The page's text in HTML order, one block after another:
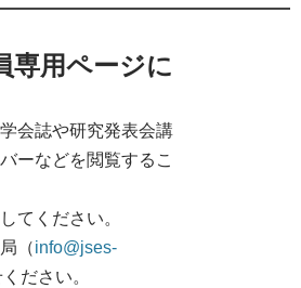
専用ページに
会誌や研究発表会講
ーなどを閲覧するこ
てください。
（info@jses-
ださい。